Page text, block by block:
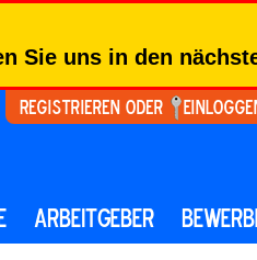
Sie uns in den
Registrieren oder
ARBEITGEBER